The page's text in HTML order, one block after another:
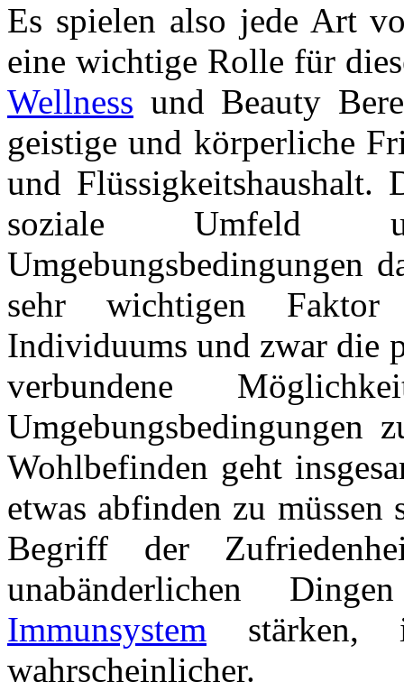
Es spielen also jede Art
eine wichtige Rolle für
Wellness und Beauty
geistige und körperliche
und Flüssigkeitshaushalt.
soziale Umfeld
Umgebungsbedingungen
sehr wichtigen
Individuums und zwar die
verbundene
Umgebungsbedingungen
Wohlbefinden geht
etwas abfinden zu
Begriff der
unabänderlichen
Immunsystem stärken,
wahrscheinlicher.